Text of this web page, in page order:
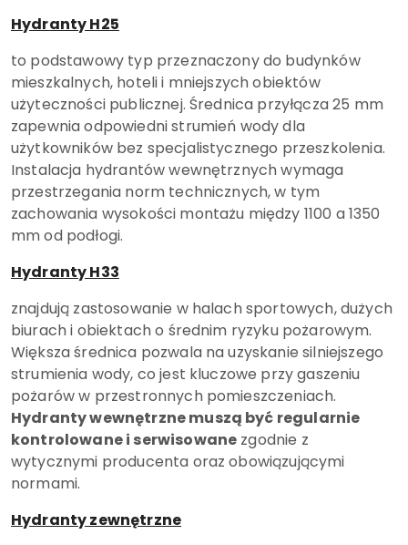
Hydranty H25
to podstawowy typ przeznaczony do budynków
mieszkalnych, hoteli i mniejszych obiektów
użyteczności publicznej. Średnica przyłącza 25 mm
zapewnia odpowiedni strumień wody dla
użytkowników bez specjalistycznego przeszkolenia.
Instalacja hydrantów wewnętrznych wymaga
przestrzegania norm technicznych, w tym
zachowania wysokości montażu między 1100 a 1350
mm od podłogi.
Hydranty H33
znajdują zastosowanie w halach sportowych, dużych
biurach i obiektach o średnim ryzyku pożarowym.
Większa średnica pozwala na uzyskanie silniejszego
strumienia wody, co jest kluczowe przy gaszeniu
pożarów w przestronnych pomieszczeniach.
Hydranty wewnętrzne muszą być regularnie
kontrolowane i serwisowane zgodnie z
wytycznymi producenta oraz obowiązującymi
normami.
Hydranty zewnętrzne